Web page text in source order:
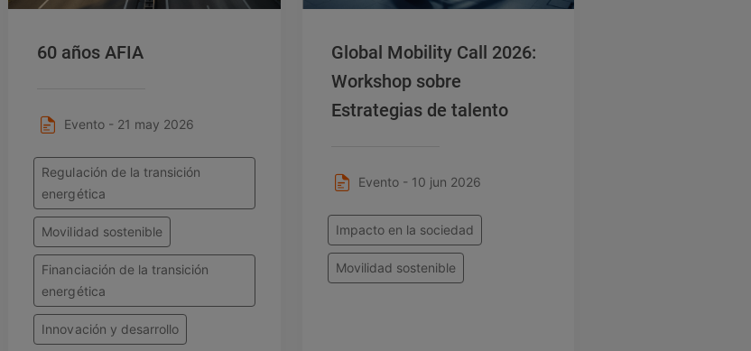
60 años AFIA
Evento - 21 may 2026
Regulación de la transición
energética
Movilidad sostenible
Financiación de la transición
energética
Innovación y desarrollo
Global Mobility Call 2026:
Workshop sobre
Estrategias de talento
Evento - 10 jun 2026
Impacto en la sociedad
Movilidad sostenible